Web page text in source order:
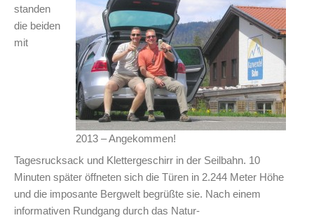
2013 – Angekommen!
standen
die beiden
mit
Tagesrucksack und Klettergeschirr in der Seilbahn. 10
Minuten später öffneten sich die Türen in 2.244 Meter Höhe
und die imposante Bergwelt begrüßte sie. Nach einem
informativen Rundgang durch das Natur-